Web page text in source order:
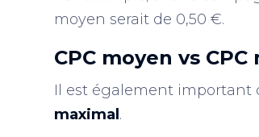
moyen serait de 0,50 €.
CPC moyen vs CPC
Il est également important
maximal .